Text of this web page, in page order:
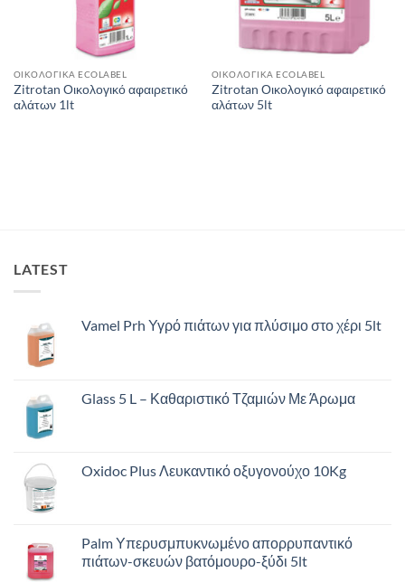
ΟΙΚΟΛΟΓΙΚΑ ECOLABEL
Zitrotan Οικολογικό αφαιρετικό
αλάτων 1lt
ΟΙΚΟΛΟΓΙΚΑ ECOLABEL
Zitrotan Οικολογικό αφαιρετικό
αλάτων 5lt
LATEST
Vamel Prh Υγρό πιάτων για πλύσιμο στο χέρι 5lt
Glass 5 L – Καθαριστικό Τζαμιών Με Άρωμα
Oxidoc Plus Λευκαντικό οξυγονούχο 10Kg
Palm Υπερυσμπυκνωμένο απορρυπαντικό
πιάτων-σκευών βατόμουρο-ξύδι 5lt